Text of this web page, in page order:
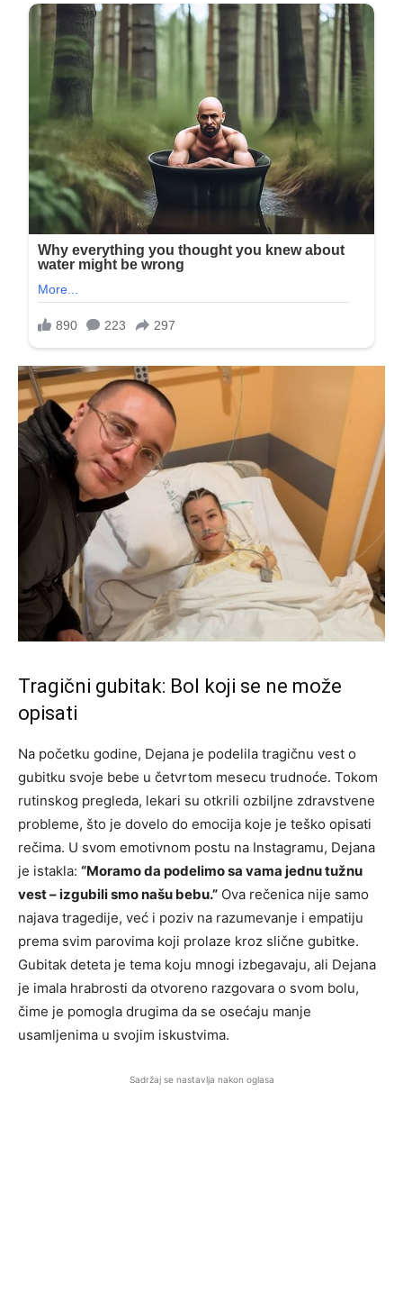
Tragični gubitak: Bol koji se ne može
opisati
Na početku godine, Dejana je podelila tragičnu vest o
gubitku svoje bebe u četvrtom mesecu trudnoće. Tokom
rutinskog pregleda, lekari su otkrili ozbiljne zdravstvene
probleme, što je dovelo do emocija koje je teško opisati
rečima. U svom emotivnom postu na Instagramu, Dejana
je istakla: “Moramo da podelimo sa vama jednu tužnu
vest – izgubili smo našu bebu.” Ova rečenica nije samo
najava tragedije, već i poziv na razumevanje i empatiju
prema svim parovima koji prolaze kroz slične gubitke.
Gubitak deteta je tema koju mnogi izbegavaju, ali Dejana
je imala hrabrosti da otvoreno razgovara o svom bolu,
čime je pomogla drugima da se osećaju manje
usamljenima u svojim iskustvima.
Sadržaj se nastavlja nakon oglasa